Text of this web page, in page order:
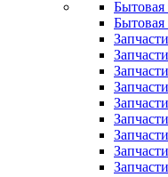
Бытовая